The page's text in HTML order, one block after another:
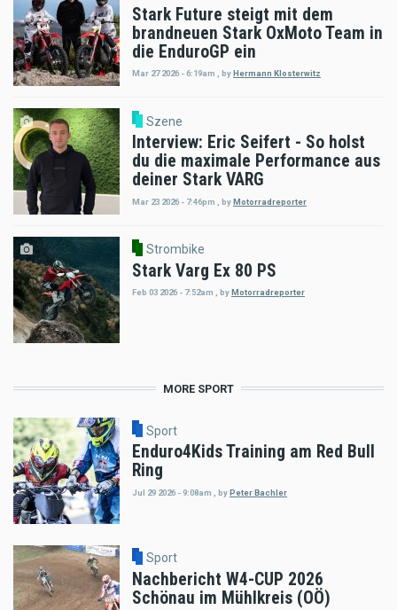
Stark Future steigt mit dem
brandneuen Stark OxMoto Team in
die EnduroGP ein
Mar 27 2026 - 6:19am byHermann Klosterwitz
Szene
Interview: Eric Seifert - So holst
du die maximale Performance aus
deiner Stark VARG
Mar 23 2026 - 7:46pm byMotorradreporter
Strombike
Stark Varg Ex 80 PS
Feb 03 2026 - 7:52am , by Motorradreporter
MORE SPORT
Sport
Enduro4Kids Training am Red Bull
Ring
Jul 29 2026 - 9:08am byPeter Bachler
Sport
Nachbericht W4-CUP 2026
Schönau im Mühlkreis (OÖ)